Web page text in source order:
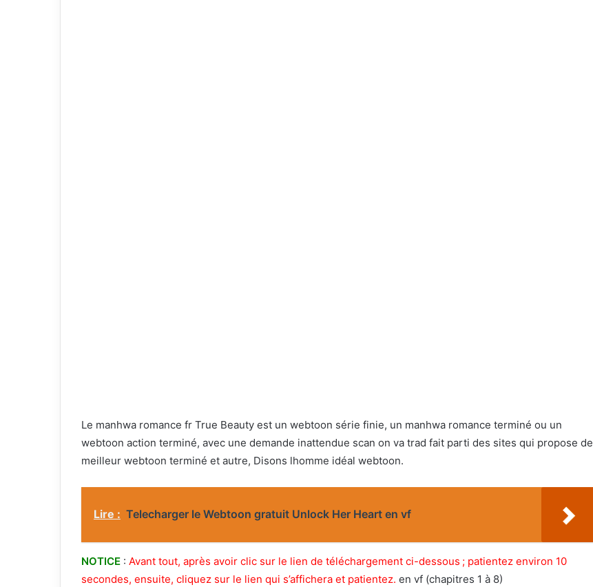
Le manhwa romance fr True Beauty est un webtoon série finie, un manhwa romance terminé ou un
webtoon action terminé, avec une demande inattendue scan on va trad fait parti des sites qui propose de
meilleur webtoon terminé et autre, Disons lhomme idéal webtoon.
Lire : Telecharger le Webtoon gratuit Unlock Her Heart en vf
NOTICE : Avant tout, après avoir clic sur le lien de téléchargement ci-dessous ; patientez environ 10
secondes, ensuite, cliquez sur le lien qui s’affichera et patientez. en vf (chapitres 1 à 8)